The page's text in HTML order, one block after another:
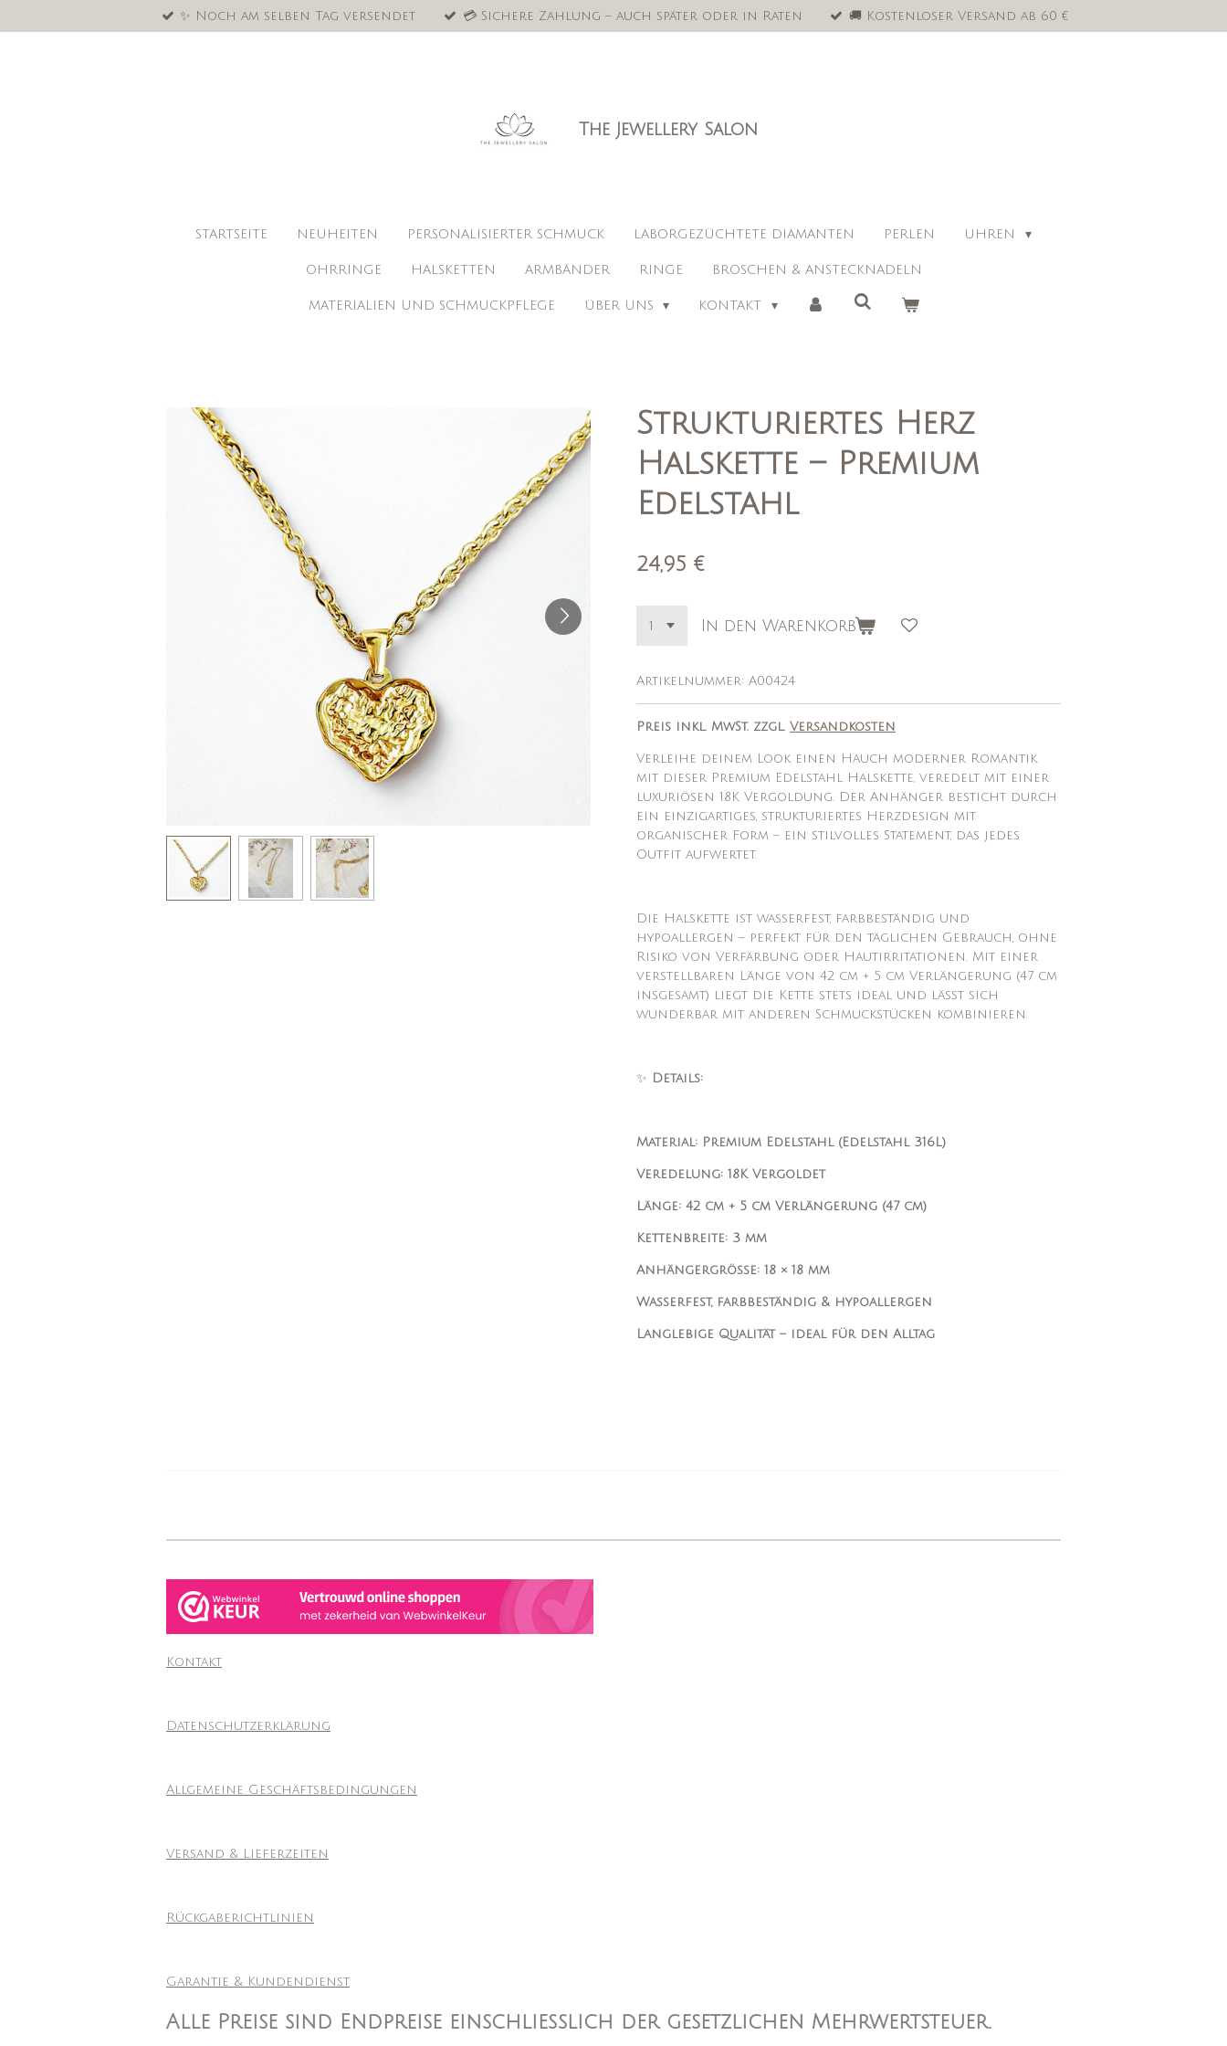
Hauptinhalt
✨ Noch am selben Tag versendet 💳 Sichere Zahlung – auch später oder in Raten 🚚 Kostenloser Versand ab 60 €
The Jewellery Salon
STARTSEITE NEUHEITEN PERSONALISIERTER SCHMUCK LABORGEZÜCHTETE DIAMANTEN PERLEN UHREN
OHRRINGE HALSKETTEN ARMBÄNDER RINGE BROSCHEN & ANSTECKNADELN
MATERIALIEN UND SCHMUCKPFLEGE ÜBER UNS KONTAKT
Strukturiertes Herz
Halskette – Premium
Edelstahl
24,95 €
In den Warenkorb
Artikelnummer: A00424
Preis inkl. MwSt. zzgl. Versandkosten
Verleihe deinem Look einen Hauch moderner Romantik
mit dieser Premium Edelstahl Halskette, veredelt mit einer
luxuriösen 18K Vergoldung. Der Anhänger besticht durch
ein einzigartiges, strukturiertes Herzdesign mit
organischer Form – ein stilvolles Statement, das jedes
Outfit aufwertet.
Die Halskette ist wasserfest, farbbeständig und
hypoallergen – perfekt für den täglichen Gebrauch, ohne
Risiko von Verfärbung oder Hautirritationen. Mit einer
verstellbaren Länge von 42 cm + 5 cm Verlängerung (47 cm
insgesamt) liegt die Kette stets ideal und lässt sich
wunderbar mit anderen Schmuckstücken kombinieren.
✨ Details:
Material: Premium Edelstahl (Edelstahl 316L)
Veredelung: 18K Vergoldet
Länge: 42 cm + 5 cm Verlängerung (47 cm)
Kettenbreite: 3 mm
Anhängergröße: 18 × 18 mm
Wasserfest, farbbeständig & hypoallergen
Langlebige Qualität – ideal für den Alltag
Kontakt
Datenschutzerklärung
Allgemeine Geschäftsbedingungen
Versand & Lieferzeiten
Rückgaberichtlinien
Garantie & Kundendienst
Alle Preise sind Endpreise einschließlich der gesetzlichen Mehrwertsteuer.